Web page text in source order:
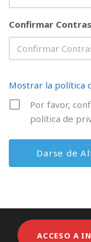
Confirmar
Mostrar la política
Por favor,
política de
ACCESO A